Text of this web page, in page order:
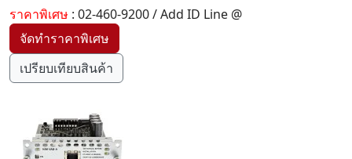
ราคาพิเศษ : 02-460-9200 / Add ID Line @
เปรียบเทียบสินค้า